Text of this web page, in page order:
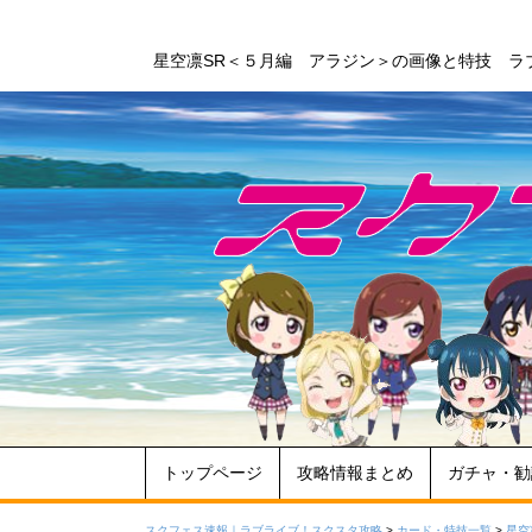
星空凛SR＜５月編 アラジン＞の画像と特技 ラ
トップページ 攻略情報まとめ ガチャ・